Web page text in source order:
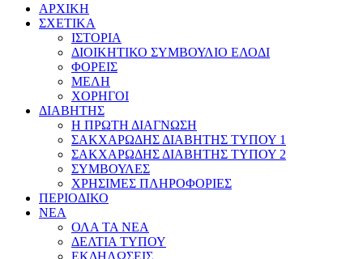
ΑΡΧΙΚΗ
ΣΧΕΤΙΚΑ
ΙΣΤΟΡΙΑ
ΔΙΟΙΚΗΤΙΚΟ ΣΥΜΒΟΥΛΙΟ ΕΛΟΔΙ
ΦΟΡΕΙΣ
ΜΕΛΗ
ΧΟΡΗΓΟΙ
ΔΙΑΒΗΤΗΣ
Η ΠΡΩΤΗ ΔΙΑΓΝΩΣΗ
ΣΑΚΧΑΡΩΔΗΣ ΔΙΑΒΗΤΗΣ ΤΥΠΟΥ 1
ΣΑΚΧΑΡΩΔΗΣ ΔΙΑΒΗΤΗΣ ΤΥΠΟΥ 2
ΣΥΜΒΟΥΛΕΣ
ΧΡΗΣΙΜΕΣ ΠΛΗΡΟΦΟΡΙΕΣ
ΠΕΡΙΟΔΙΚΟ
ΝΕΑ
ΟΛΑ ΤΑ ΝΕΑ
ΔΕΛΤΙΑ ΤΥΠΟΥ
ΕΚΔΗΛΩΣΕΙΣ